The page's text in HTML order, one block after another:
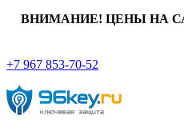
ВНИМАНИЕ! ЦЕНЫ НА
+7 967 853-70-52